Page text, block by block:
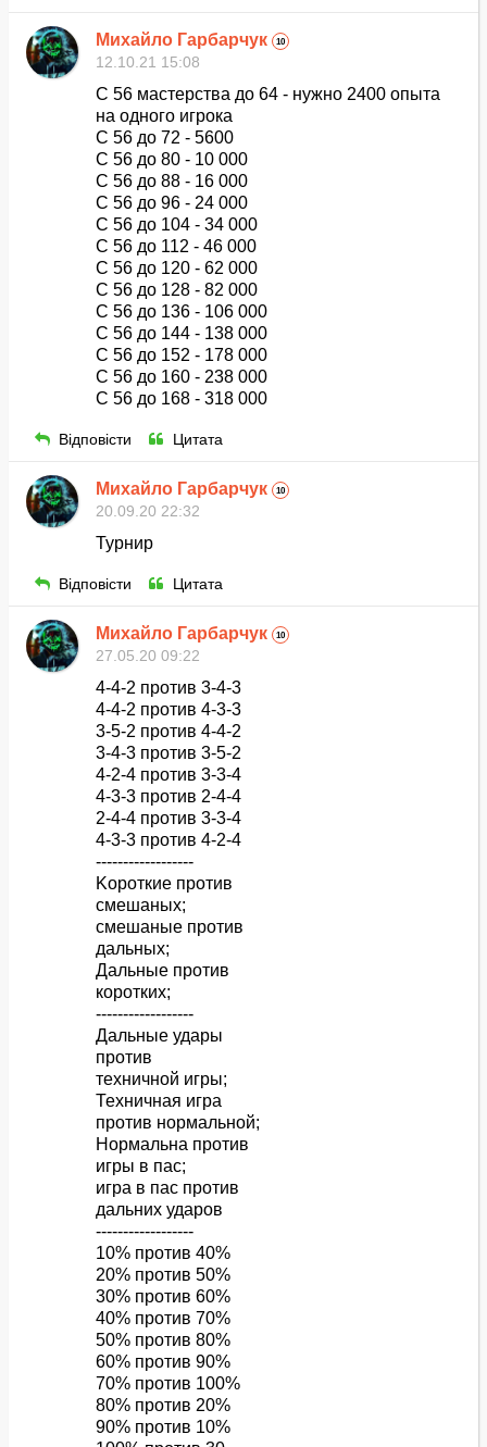
Михайло Гарбарчук 10
12.10.21 15:08
С 56 мастерства до 64 - нужно 2400 опыта
на одного игрока
С 56 до 72 - 5600
С 56 до 80 - 10 000
С 56 до 88 - 16 000
С 56 до 96 - 24 000
С 56 до 104 - 34 000
С 56 до 112 - 46 000
С 56 до 120 - 62 000
С 56 до 128 - 82 000
С 56 до 136 - 106 000
С 56 до 144 - 138 000
С 56 до 152 - 178 000
С 56 до 160 - 238 000
С 56 до 168 - 318 000
Відповісти Цитата
Михайло Гарбарчук 10
20.09.20 22:32
Турнир
Відповісти Цитата
Михайло Гарбарчук 10
27.05.20 09:22
4-4-2 против 3-4-3
4-4-2 против 4-3-3
3-5-2 против 4-4-2
3-4-3 против 3-5-2
4-2-4 против 3-3-4
4-3-3 против 2-4-4
2-4-4 против 3-3-4
4-3-3 против 4-2-4
------------------
Kороткие против
смешаных;
смешаные против
дальных;
Дальные против
коротких;
------------------
Дальные удары
против
техничной игры;
Техничная игра
против нормальной;
Нормальна против
игры в пас;
игра в пас против
дальних ударов
------------------
10% против 40%
20% против 50%
30% против 60%
40% против 70%
50% против 80%
60% против 90%
70% против 100%
80% против 20%
90% против 10%